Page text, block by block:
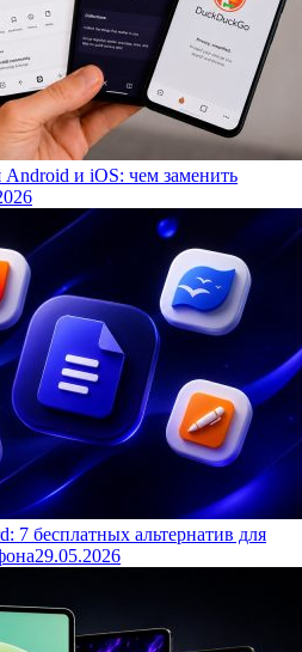
и iOS: чем заменить
7 бесплатных альтернатив для
29.05.2026